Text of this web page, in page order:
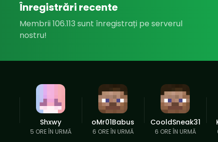
Înregistrări recente
Membrii 106.113 sunt înregistrați pe serverul
nostru!
Shxwy
5 ORE ÎN URMĂ
oMr01Babus
6 ORE ÎN URMĂ
CooldSneak31
6 ORE ÎN URMĂ